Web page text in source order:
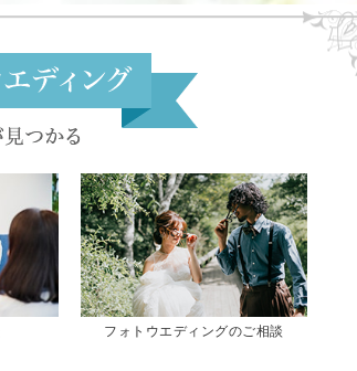
フォトウエディングのご相談